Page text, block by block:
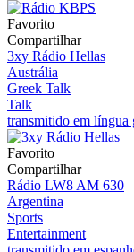
Favorito
Compartilhar
3xy Rádio Hellas
Austrália
Greek Talk
Talk
transmitido em língua
Favorito
Compartilhar
Rádio LW8 AM 630
Argentina
Sports
Entertainment